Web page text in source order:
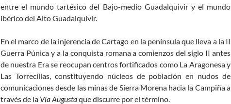
entre el mundo tartésico del Bajo-medio Guadalquivir y el mundo
ibérico del Alto Guadalquivir.
En el marco de la injerencia de Cartago en la península que lleva a la II
Guerra Púnica y a la conquista romana a comienzos del siglo II antes
de nuestra Era se reocupan centros fortificados como La Aragonesa y
Las Torrecillas, constituyendo núcleos de población en nudos de
comunicaciones desde las minas de Sierra Morena hacia la Campiña a
través de la Vía Augustaque discurre por el término.